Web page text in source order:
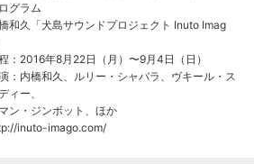
グラム
和久「犬島サウンドプロジェクト Inuto Imag
：2016年8月22日（月）〜9月4日（日）
：内橋和久、ルリー・シャバラ、ヴキール・ス
ィー、
ン・ジンボット、ほか
inuto-imago.com/